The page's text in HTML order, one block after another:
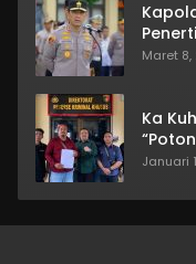
Maret
Ka
Januari